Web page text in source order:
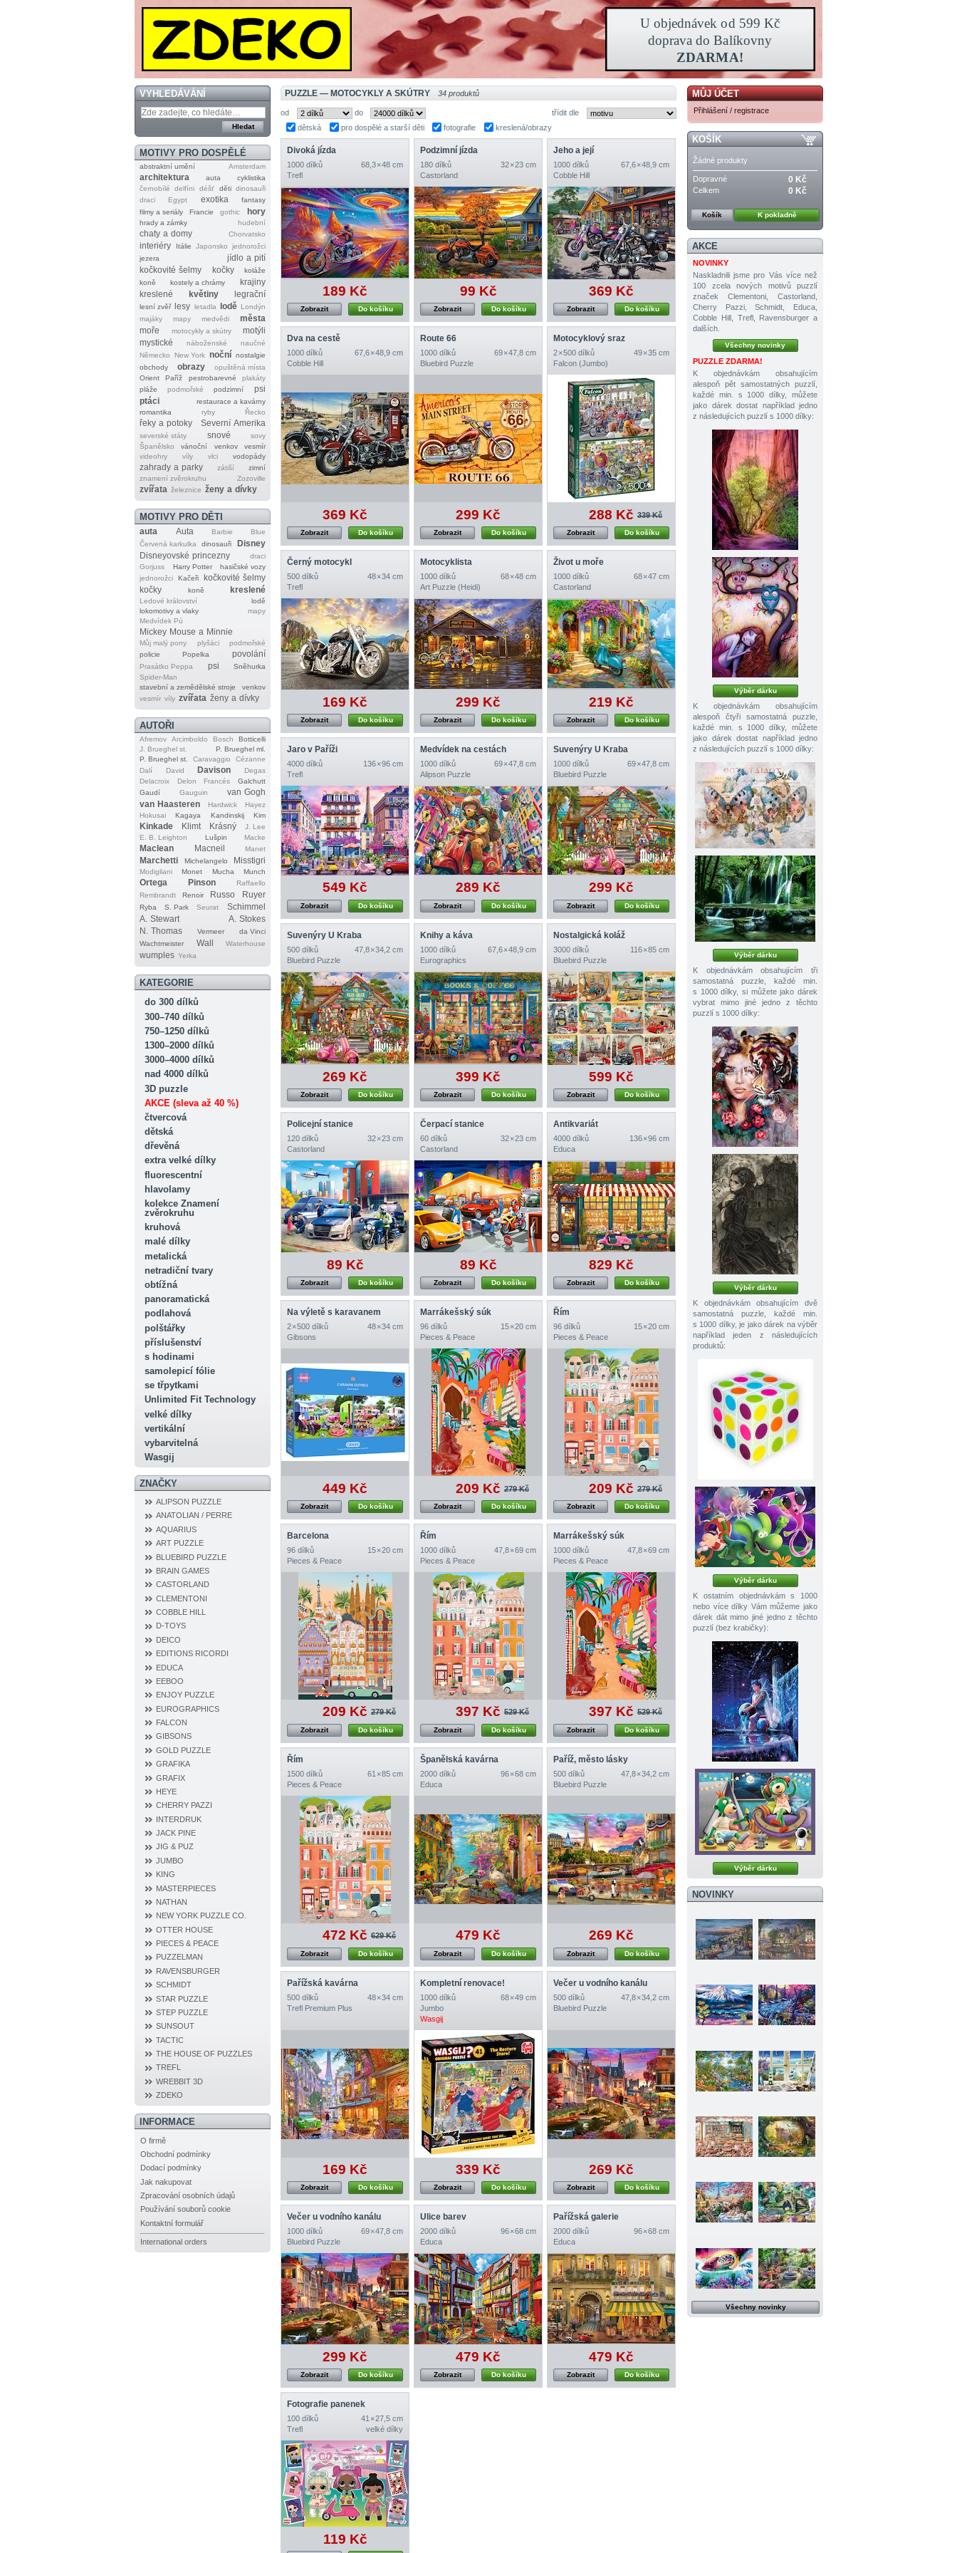
VYHLEDÁVÁNÍ
MOTIVY PRO DOSPĚLÉ
abstraktní umění Amsterdam
architektura auta
cyklistika
černobílé
delfíni déšť děti dinosauři
draci
Egypt exotika
fantasy
filmy a seriály
Francie gothic hory
hrady a zámky hudební
chaty a domy Chorvatsko
interiéry Itálie Japonsko
jednorožci
jezera
jídlo a pití
kočkovité šelmy
kočky
koláže
koně
kostely a chrámy
krajiny
kreslené
květiny legrační
lesní zvěř lesy letadla lodě Londýn
majáky
mapy medvědi
města
moře
motocykly a skútry
motýli
mystické
náboženské
naučné
Německo
New York noční nostalgie
obchody
obrazy
opuštěná místa
Orient
Paříž pestrobarevné
plakáty
pláže
podmořské podzimní
psi
ptáci
restaurace a kavárny
romantika
ryby Řecko
řeky a potoky Severní Amerika
severské státy snové
sovy
Španělsko
vánoční venkov
vesmír
videohry
víly vlci vodopády
zahrady a parky zátiší
zimní
znamení zvěrokruhu
Zozoville
zvířata železnice ženy a dívky
MOTIVY PRO DĚTI
auta Auta Barbie
Blue
Červená karkulka
dinosauři
Disney
Disneyovské princezny
draci
Gorjuss
Harry Potter
hasičské vozy
jednorožci
Kačeři
kočkovité šelmy
kočky
koně kreslené
Ledové království
lodě
lokomotivy a vlaky
mapy
Medvídek Pú
Mickey Mouse a Minnie
Můj malý pony plyšáci
podmořské
policie
Popelka povolání
Prasátko Peppa psi
Sněhurka
Spider‐Man
stavební a zemědělské stroje
venkov
vesmír víly zvířata ženy a dívky
AUTOŘI
Afremov Arcimboldo Bosch
Botticelli
J. Brueghel st.
P. Brueghel ml.
P. Brueghel st.
Caravaggio
Cézanne
Dalí
David Davison
Degas
Delacroix
Delon Francés
Galchutt
Gaudí
Gauguin
van Gogh
van Haasteren
Hardwick
Hayez
Hokusai
Kagaya Kandinskij Kim
Kinkade Klimt Krásný
J. Lee
E. B. Leighton
Lušpin Macke
Maclean Macneil Manet
Marchetti Michelangelo Misstigri
Modigliani Monet Mucha Munch
Ortega Pinson
Raffaello
Rembrandt
Renoir Russo Ruyer
Ryba S. Park Seurat
Schimmel
A. Stewart
A. Stokes
N. Thomas
Vermeer
da Vinci
Wachtmeister
Wall Waterhouse
wumples Yerka
KATEGORIE
do 300 dílků
300–740 dílků
750–1250 dílků
1300–2000 dílků
3000–4000 dílků
nad 4000 dílků
3D puzzle
AKCE (sleva až 40 %)
čtvercová
dětská
dřevěná
extra velké dílky
fluorescentní
hlavolamy
kolekce Znamení
zvěrokruhu
kruhová
malé dílky
metalická
netradiční tvary
obtížná
panoramatická
podlahová
polštářky
příslušenství
s hodinami
samolepicí fólie
se třpytkami
Unlimited Fit Technology
velké dílky
vertikální
vybarvitelná
Wasgij
ZNAČKY
ALIPSON PUZZLE
ANATOLIAN / PERRE
AQUARIUS
ART PUZZLE
BLUEBIRD PUZZLE
BRAIN GAMES
CASTORLAND
CLEMENTONI
COBBLE HILL
D‐TOYS
DEICO
EDITIONS RICORDI
EDUCA
EEBOO
ENJOY PUZZLE
EUROGRAPHICS
FALCON
GIBSONS
GOLD PUZZLE
GRAFIKA
GRAFIX
HEYE
CHERRY PAZZI
INTERDRUK
JACK PINE
JIG & PUZ
JUMBO
KING
MASTERPIECES
NATHAN
NEW YORK PUZZLE CO.
OTTER HOUSE
PIECES & PEACE
PUZZELMAN
RAVENSBURGER
SCHMIDT
STAR PUZZLE
STEP PUZZLE
SUNSOUT
TACTIC
THE HOUSE OF PUZZLES
TREFL
WREBBIT 3D
ZDEKO
INFORMACE
O firmě
Obchodní podmínky
Dodací podmínky
Jak nakupovat
Zpracování osobních údajů
Používání souborů cookie
Kontaktní formulář
International orders
PUZZLE — MOTOCYKLY A SKÚTRY 34 produktů
od do
třídit dle
dětská
pro dospělé a starší děti fotografie kreslená/obrazy
Divoká jízda
1000 dílků
68,3 × 48 cm
Trefl
189 Kč
Do košíku
Zobrazit
Podzimní jízda
180 dílků
32 × 23 cm
Castorland
99 Kč
Do košíku
Zobrazit
Jeho a její
1000 dílků
67,6 × 48,9 cm
Cobble Hill
369 Kč
Do košíku
Zobrazit
Dva na cestě
1000 dílků
67,6 × 48,9 cm
Cobble Hill
369 Kč
Do košíku
Zobrazit
Route 66
1000 dílků
69 × 47,8 cm
Bluebird Puzzle
299 Kč
Do košíku
Zobrazit
Motocyklový sraz
2 × 500 dílků
49 × 35 cm
Falcon (Jumbo)
288 Kč 339 Kč
Do košíku
Zobrazit
Černý motocykl
500 dílků
48 × 34 cm
Trefl
169 Kč
Do košíku
Zobrazit
Motocyklista
1000 dílků
68 × 48 cm
Art Puzzle (Heidi)
299 Kč
Do košíku
Zobrazit
Život u moře
1000 dílků
68 × 47 cm
Castorland
219 Kč
Do košíku
Zobrazit
Jaro v Paříži
4000 dílků
136 × 96 cm
Trefl
549 Kč
Do košíku
Zobrazit
Medvídek na cestách
1000 dílků
69 × 47,8 cm
Alipson Puzzle
289 Kč
Do košíku
Zobrazit
Suvenýry U Kraba
1000 dílků
69 × 47,8 cm
Bluebird Puzzle
299 Kč
Do košíku
Zobrazit
Suvenýry U Kraba
500 dílků
47,8 × 34,2 cm
Bluebird Puzzle
269 Kč
Do košíku
Zobrazit
Knihy a káva
1000 dílků
67,6 × 48,9 cm
Eurographics
399 Kč
Do košíku
Zobrazit
Nostalgická koláž
3000 dílků
116 × 85 cm
Bluebird Puzzle
599 Kč
Do košíku
Zobrazit
Policejní stanice
120 dílků
32 × 23 cm
Castorland
89 Kč
Do košíku
Zobrazit
Čerpací stanice
60 dílků
32 × 23 cm
Castorland
89 Kč
Do košíku
Zobrazit
Antikvariát
4000 dílků
136 × 96 cm
Educa
829 Kč
Do košíku
Zobrazit
Na výletě s karavanem
2 × 500 dílků
48 × 34 cm
Gibsons
449 Kč
Do košíku
Zobrazit
Marrákešský súk
96 dílků
15 × 20 cm
Pieces & Peace
209 Kč 279 Kč
Do košíku
Zobrazit
Řím
96 dílků
15 × 20 cm
Pieces & Peace
209 Kč 279 Kč
Do košíku
Zobrazit
Barcelona
96 dílků
15 × 20 cm
Pieces & Peace
209 Kč 279 Kč
Do košíku
Zobrazit
Řím
1000 dílků
47,8 × 69 cm
Pieces & Peace
397 Kč 529 Kč
Do košíku
Zobrazit
Marrákešský súk
1000 dílků
47,8 × 69 cm
Pieces & Peace
397 Kč 529 Kč
Do košíku
Zobrazit
Řím
1500 dílků
61 × 85 cm
Pieces & Peace
472 Kč 629 Kč
Do košíku
Zobrazit
Španělská kavárna
2000 dílků
96 × 68 cm
Educa
479 Kč
Do košíku
Zobrazit
Paříž, město lásky
500 dílků
47,8 × 34,2 cm
Bluebird Puzzle
269 Kč
Do košíku
Zobrazit
Pařížská kavárna
500 dílků
48 × 34 cm
Trefl Premium Plus
169 Kč
Do košíku
Zobrazit
Kompletní renovace!
1000 dílků
68 × 49 cm
Jumbo
Wasgij
339 Kč
Do košíku
Zobrazit
Večer u vodního kanálu
500 dílků
47,8 × 34,2 cm
Bluebird Puzzle
269 Kč
Do košíku
Zobrazit
Večer u vodního kanálu
1000 dílků
69 × 47,8 cm
Bluebird Puzzle
299 Kč
Do košíku
Zobrazit
Ulice barev
2000 dílků
96 × 68 cm
Educa
479 Kč
Do košíku
Zobrazit
Pařížská galerie
2000 dílků
96 × 68 cm
Educa
479 Kč
Do košíku
Zobrazit
Fotografie panenek
100 dílků
41 × 27,5 cm
Trefl
velké dílky
119 Kč
MŮJ ÚČET
Přihlášení / registrace
KOŠÍK
Žádné produkty
Dopravné 0 Kč
Celkem 0 Kč
Košík K pokladně
AKCE
NOVINKY
Naskladnili jsme pro Vás více než
100 zcela nových motivů puzzlí
značek Clementoni, Castorland,
Cherry Pazzi, Schmidt, Educa,
Cobble Hill, Trefl, Ravensburger a
dalších.
Všechny novinky
PUZZLE ZDARMA!
K objednávkám obsahujícím
alespoň pět samostatných puzzlí,
každé min. s 1000 dílky, můžete
jako dárek dostat například jedno
z následujících puzzlí s 1000 dílky:
Výběr dárku
K objednávkám obsahujícím
alespoň čtyři samostatná puzzle,
každé min. s 1000 dílky, můžete
jako dárek dostat například jedno
z následujících puzzlí s 1000 dílky:
Výběr dárku
K objednávkám obsahujícím tři
samostatná puzzle, každé min.
s 1000 dílky, si můžete jako dárek
vybrat mimo jiné jedno z těchto
puzzlí s 1000 dílky:
Výběr dárku
K objednávkám obsahujícím dvě
samostatná puzzle, každé min.
s 1000 dílky, je jako dárek na výběr
například jeden z následujících
produktů:
Výběr dárku
K ostatním objednávkám s 1000
nebo více dílky Vám můžeme jako
dárek dát mimo jiné jedno z těchto
puzzlí (bez krabičky):
Výběr dárku
NOVINKY
Všechny novinky